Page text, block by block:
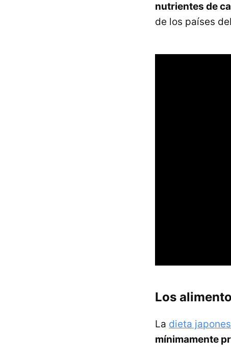
nutrientes de
de los países
Los
La dieta
mínimamente